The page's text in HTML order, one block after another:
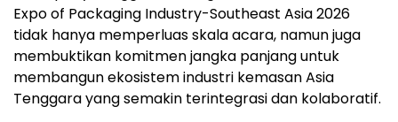
Expo of Packaging Industry-Southeast Asia 2026
tidak hanya memperluas skala acara, namun juga
membuktikan komitmen jangka panjang untuk
membangun ekosistem industri kemasan Asia
Tenggara yang semakin terintegrasi dan kolaboratif.